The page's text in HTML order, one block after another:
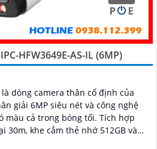
HFW3649E-AS-IL (6MP)
là dòng camera thân cố định của
giải 6MP siêu nét và công nghệ
cả trong bóng tối. Tích hợp
30m, khe cắm thẻ nhớ 512GB và